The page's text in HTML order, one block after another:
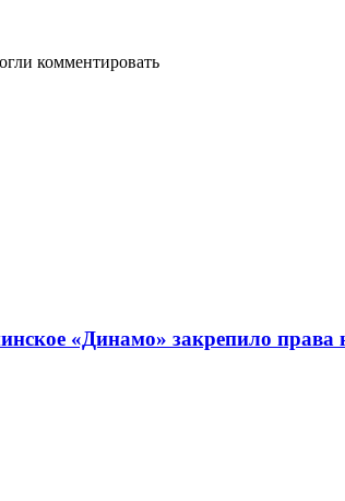
комментировать
«Динамо» закрепило